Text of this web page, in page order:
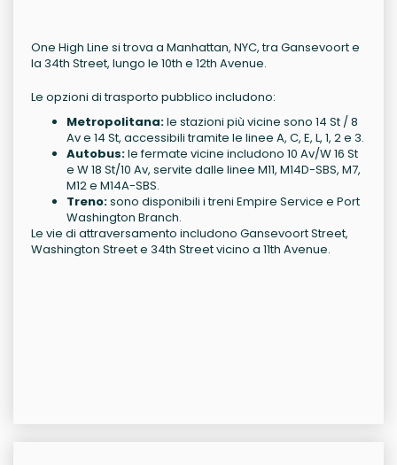
One High Line si trova a Manhattan, NYC, tra Gansevoort e
la 34th Street, lungo le 10th e 12th Avenue.
Le opzioni di trasporto pubblico includono:
Metropolitana:le stazioni più vicine sono 14 St / 8
Av e 14 St, accessibili tramite le linee A, C, E, L, 1, 2 e 3.
Autobus:le fermate vicine includono 10 Av/W 16 St
e W 18 St/10 Av, servite dalle linee M11, M14D-SBS, M7,
M12 e M14A-SBS.
Treno:sono disponibili i treni Empire Service e Port
Washington Branch.
Le vie di attraversamento includono Gansevoort Street,
Washington Street e 34th Street vicino a 11th Avenue.